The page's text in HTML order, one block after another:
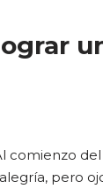
comienzo
pero